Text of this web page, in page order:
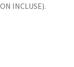
INCLUSE).